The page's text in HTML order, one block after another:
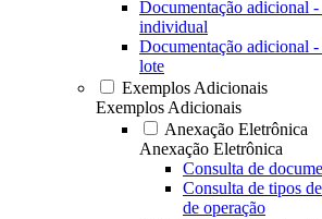
Documentação adicional
individual
Documentação adicional
lote
Exemplos Adicionais
Exemplos Adicionais
Anexação Eletrônica
Anexação Eletrônica
Consulta de
Consulta de tipos
de operação